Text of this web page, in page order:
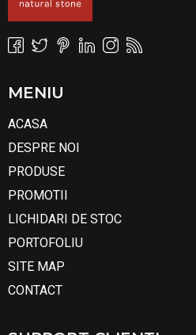
MENIU
ACASA
DESPRE NOI
PRODUSE
PROMOTII
LICHIDARI DE STOC
PORTOFOLIU
SITE MAP
CONTACT